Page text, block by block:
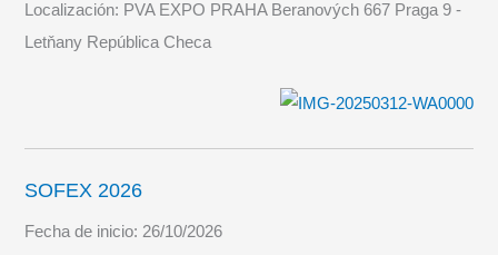
Localización: PVA EXPO PRAHA Beranových 667 Praga 9 -
Letňany República Checa
SOFEX 2026
Fecha de inicio: 26/10/2026